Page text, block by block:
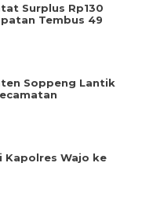
Surplus Rp130
Tembus 49
Soppeng Lantik
Kapolres Wajo ke